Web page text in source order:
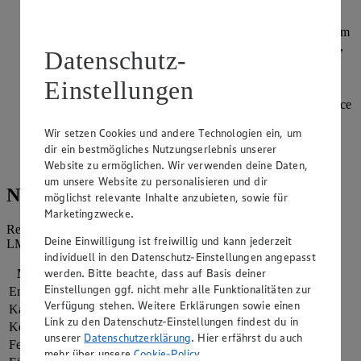
drücken. Die Hähnchenteile aus dem Bräter heben und warm
halten. Den Bratfond passieren und etwas einkochen lassen,
dann die eiskalte Butter stückchenweise unter kräftigem
Zweig streifen und fein hacken. Die Sauce abschmecken,
Orangenfilets, Orangenzesten und den Rosmarin in die Sauce
anrichten.
Mit knusprigem Weißbrot oder Tagliatelle servieren.
Nährwerte
Referenzmenge für einen durchschnittlichen Erwachsenen laut
LMIV (8.400 kJ/2.000 kcal).
Nährwerte
pro Portion
Energie
2.089 kj (25 %)
Kalorien
499 kcal (25 %)
Kohlenhydrate 14 g
Fett
29 g
Datenschutz-
Einstellungen
Wir setzen Cookies und andere Technologien ein, um
dir ein bestmögliches Nutzungserlebnis unserer
Website zu ermöglichen. Wir verwenden deine Daten,
um unsere Website zu personalisieren und dir
möglichst relevante Inhalte anzubieten, sowie für
Marketingzwecke.
Deine Einwilligung ist freiwillig und kann jederzeit
individuell in den Datenschutz-Einstellungen angepasst
werden. Bitte beachte, dass auf Basis deiner
Einstellungen ggf. nicht mehr alle Funktionalitäten zur
Verfügung stehen. Weitere Erklärungen sowie einen
Link zu den Datenschutz-Einstellungen findest du in
unserer Datenschutzerklärung. Hier erfährst du auch
mehr über unsereCookie-Policy.